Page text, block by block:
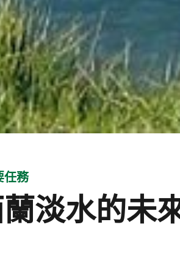
任務
淡水的未